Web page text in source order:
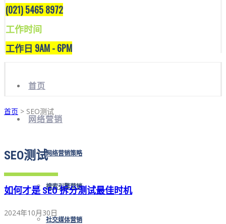
(021) 5465 8972
工作时间
工作日 9AM - 6PM
首页
网络营销
网络营销策略
搜索引擎营销
社交媒体营销
首页 > SEO测试
SEO测试
如何才是 SEO 拆分测试最佳时机
2024年10月30日